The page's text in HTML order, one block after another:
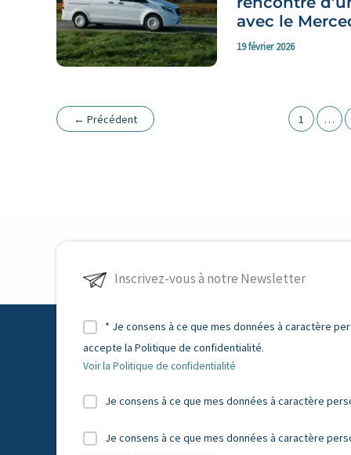
avec le
19 février 2026
← Précédent 1 …
Inscrivez-vous à notre Newsletter
* Je consens à ce que mes données à caractère
accepte la Politique de confidentialité.
Voir la Politique de confidentialité
Je consens à ce que mes données à caractère
Je consens à ce que mes données à caractère